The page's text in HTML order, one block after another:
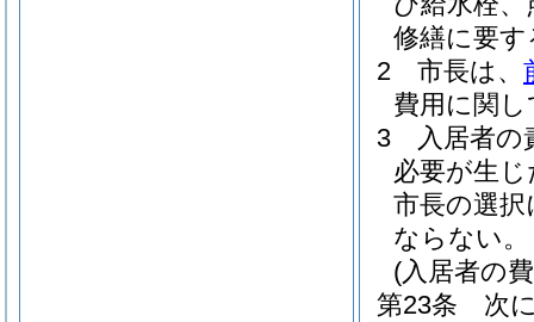
修繕に要
2
市長は、
費用に関
3
入居者
必要が生
市長の選
ならない。
(入居者の
第23条
次